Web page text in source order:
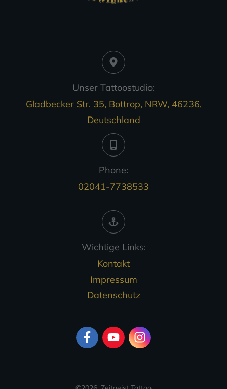
Unser Tattoostudio:
Gladbecker Str. 35, Bottrop, NRW, 46236,
Deutschland
Phone:
02041-7738533
Wichtige Links:
Kontakt
Impressum
Datenschutz